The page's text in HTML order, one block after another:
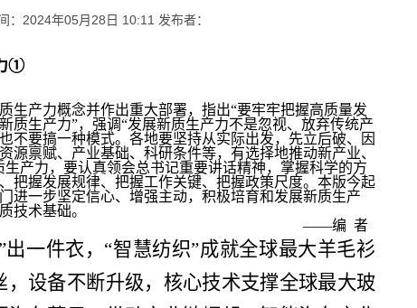
：2024年05月28日 10:11 发布者：
①
生产力概念并作出重大部署，指出“要牢牢把握高质量发
质生产力”，强调“发展新质生产力不是忽视、放弃传统产
不要搞一种模式。各地要坚持从实际出发，先立后破、因
源禀赋、产业基础、科研条件等，有选择地推动新产业、
产力，要认真领会总书记重要讲话精神，掌握科学的方
把握发展规律、把握工作关键、把握政策尺度。本版今起
进一步坚定信心、增强主动，积极培育和发展新质生产
技术基础。
——编  者
出一件衣，“智慧纺织”成就全球最大羊毛衫
设备不断升级，核心技术支撑全球最大玻